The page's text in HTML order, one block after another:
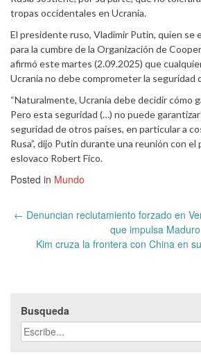
tropas occidentales en Ucrania.
El presidente ruso, Vladimir Putin, quien se
para la cumbre de la Organización de
afirmó este martes (2.09.2025) que
Ucrania no debe comprometer la seguridad
“Naturalmente, Ucrania debe decidir cómo
Pero esta seguridad (…) no puede
seguridad de otros países, en particular a
Rusa”, dijo Putin durante una reunión con el
eslovaco Robert Fico.
Posted in Mundo
Post
← Denuncian reclutamiento forzado en
que impulsa Maduro
Kim cruza la frontera con China en
Busqueda